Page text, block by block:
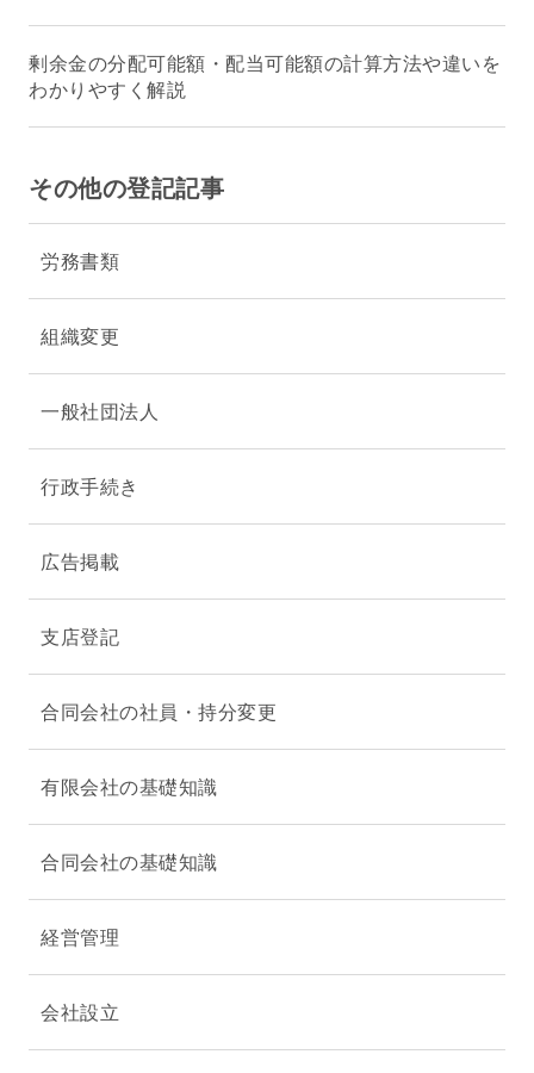
剰余金の分配可能額・配当可能額の計算方法や違いを
わかりやすく解説
その他の登記記事
労務書類
組織変更
一般社団法人
行政手続き
広告掲載
支店登記
合同会社の社員・持分変更
有限会社の基礎知識
合同会社の基礎知識
経営管理
会社設立